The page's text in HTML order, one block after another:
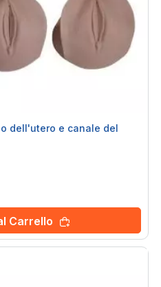
dell'utero e canale del
Carrello